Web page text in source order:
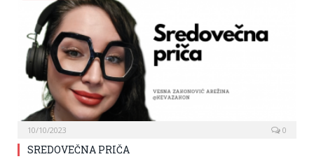
10/10/2023 0
SREDOVEČNA PRIČA